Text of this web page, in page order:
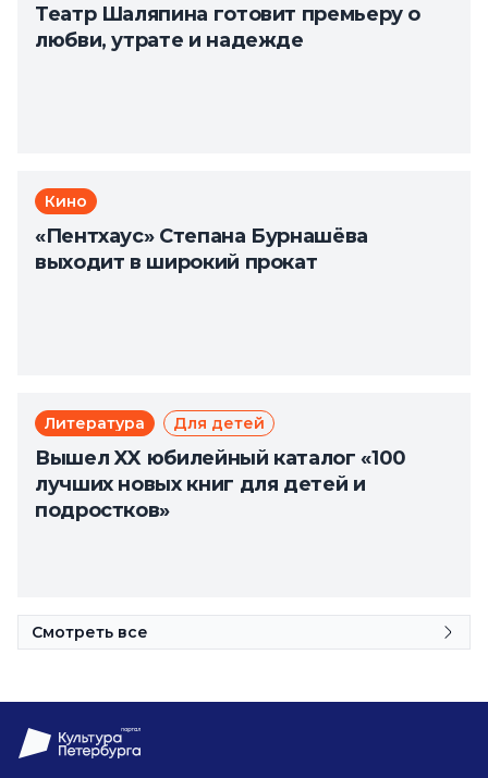
Театр Шаляпина готовит премьеру о
любви, утрате и надежде
Кино
«Пентхаус» Степана Бурнашёва
выходит в широкий прокат
Литература Для детей
Вышел XX юбилейный каталог «100
лучших новых книг для детей и
подростков»
Смотреть все